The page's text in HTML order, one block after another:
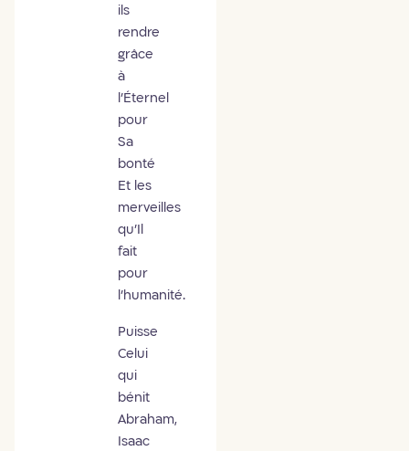
ils
rendre
grâce
l’Éternel
pour
Sa
bonté
Et les
merveilles
qu’Il
fait
pour
l’humanité.
Puisse
Celui
qui
bénit
Abraham,
Isaac